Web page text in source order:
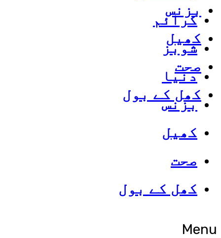
کرائم
شوبز
دنیا
بزنس
کھیل
صحت
کھل کے بول
Menu
بزنس
کھیل
صحت
کھل کے بول